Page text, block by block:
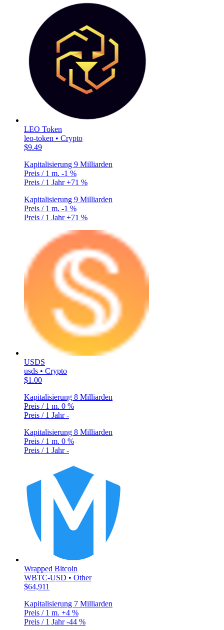
LEO Token
leo-token • Crypto
$9.49
Kapitalisierung 9 Milliarden
Preis / 1 m. -1 %
Preis / 1 Jahr+71 %
Kapitalisierung 9 Milliarden
Preis / 1 m. -1 %
Preis / 1 Jahr+71 %
USDS
usds • Crypto
$1.00
Kapitalisierung 8 Milliarden
Preis / 1 m. 0 %
Preis / 1 Jahr-
Kapitalisierung 8 Milliarden
Preis / 1 m. 0 %
Preis / 1 Jahr-
Wrapped Bitcoin
WBTC-USD • Other
$64,911
Kapitalisierung 7 Milliarden
Preis / 1 m. +4 %
Preis / 1 Jahr-44 %